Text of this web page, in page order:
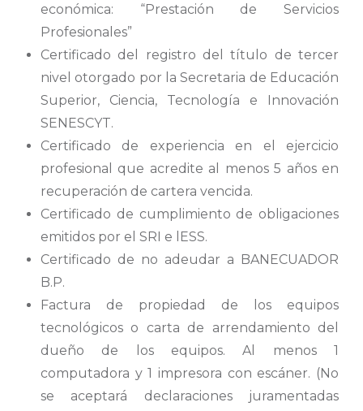
económica: “Prestación de Servicios
Profesionales”
Certificado del registro del título de tercer
nivel otorgado por la Secretaria de Educación
Superior, Ciencia, Tecnología e Innovación
SENESCYT.
Certificado de experiencia en el ejercicio
profesional que acredite al menos 5 años en
recuperación de cartera vencida.
Certificado de cumplimiento de obligaciones
emitidos por el SRI e lESS.
Certificado de no adeudar a BANECUADOR
B.P.
Factura de propiedad de los equipos
tecnológicos o carta de arrendamiento del
dueño de los equipos. Al menos 1
computadora y 1 impresora con escáner. (No
se aceptará declaraciones juramentadas